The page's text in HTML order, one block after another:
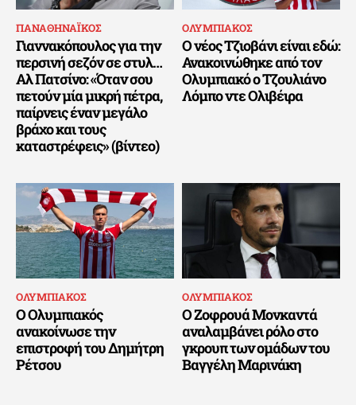
ΠΑΝΑΘΗΝΑΪΚΟΣ
Γιαννακόπουλος για την
περσινή σεζόν σε στυλ…
Αλ Πατσίνο: «Όταν σου
πετούν μία μικρή πέτρα,
παίρνεις έναν μεγάλο
βράχο και τους
καταστρέφεις» (βίντεο)
ΟΛΥΜΠΙΑΚΟΣ
Ο νέος Τζιοβάνι είναι εδώ:
Ανακοινώθηκε από τον
Ολυμπιακό ο Τζουλιάνο
Λόμπο ντε Ολιβέιρα
ΟΛΥΜΠΙΑΚΟΣ
Ο Ολυμπιακός
ανακοίνωσε την
επιστροφή του Δημήτρη
Ρέτσου
ΟΛΥΜΠΙΑΚΟΣ
Ο Ζοφρουά Μονκαντά
αναλαμβάνει ρόλο στο
γκρουπ των ομάδων του
Βαγγέλη Μαρινάκη